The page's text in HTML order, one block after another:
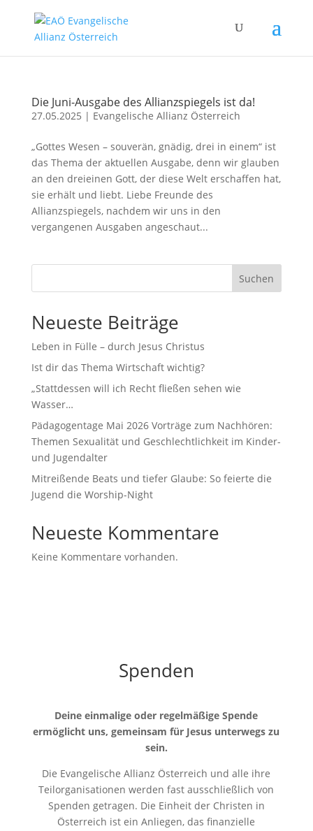
Die Juni-Ausgabe des Allianzspiegels ist da!
27.05.2025 | Evangelische Allianz Österreich
„Gottes Wesen – souverän, gnädig, drei in einem“ ist
das Thema der aktuellen Ausgabe, denn wir glauben
an den dreieinen Gott, der diese Welt erschaffen hat,
sie erhält und liebt. Liebe Freunde des
Allianzspiegels, nachdem wir uns in den
vergangenen Ausgaben angeschaut...
Suchen
Neueste Beiträge
Leben in Fülle – durch Jesus Christus
Ist dir das Thema Wirtschaft wichtig?
„Stattdessen will ich Recht fließen sehen wie
Wasser…
Pädagogentage Mai 2026 Vorträge zum Nachhören:
Themen Sexualität und Geschlechtlichkeit im Kinder-
und Jugendalter
Mitreißende Beats und tiefer Glaube: So feierte die
Jugend die Worship-Night
Neueste Kommentare
Keine Kommentare vorhanden.
Spenden
Deine einmalige oder regelmäßige Spende
ermöglicht uns, gemeinsam für Jesus unterwegs zu
sein.
Die Evangelische Allianz Österreich und alle ihre
Teilorganisationen werden fast ausschließlich von
Spenden getragen. Die Einheit der Christen in
Österreich ist ein Anliegen, das finanzielle